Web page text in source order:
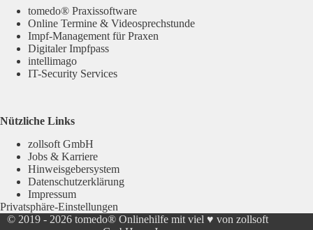
tomedo® Praxissoftware
Online Termine & Videosprechstunde
Impf-Management für Praxen
Digitaler Impfpass
intellimago
IT-Security Services
Nützliche Links
zollsoft GmbH
Jobs & Karriere
Hinweisgebersystem
Datenschutzerklärung
Impressum
Privatsphäre-Einstellungen
© 2019 - 2026tomedo® Onlinehilfe mit viel ♥ von zollsoft